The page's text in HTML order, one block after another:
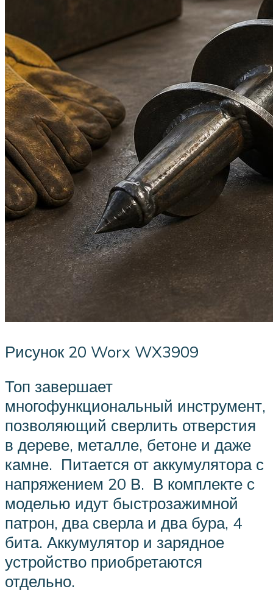
Рисунок 20 Worx WX3909
Топ завершает
многофункциональный инструмент,
позволяющий сверлить отверстия
в дереве, металле, бетоне и даже
камне. Питается от аккумулятора с
напряжением 20 В. В комплекте с
моделью идут быстрозажимной
патрон, два сверла и два бура, 4
бита. Аккумулятор и зарядное
устройство приобретаются
отдельно.